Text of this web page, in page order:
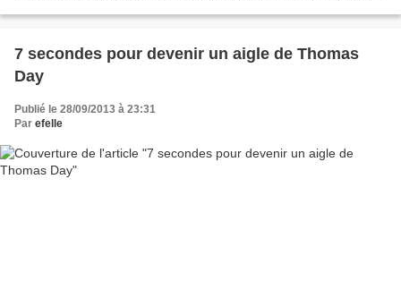
7 secondes pour devenir un aigle de Thomas
Day
Publié le 28/09/2013 à 23:31
Par efelle